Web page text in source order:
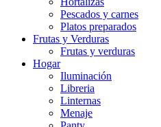
Pescados y carnes
Platos preparados
Frutas y Verduras
Frutas y verduras
Hogar
Iluminación
Libreria
Linternas
Menaje